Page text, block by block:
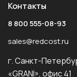
Контакты
8 800 555-08-93
sales@redcost.ru
г. Санкт-
«GRANI», офис 41